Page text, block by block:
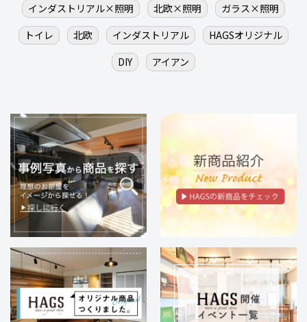
インダストリアル×照明
北欧×照明
ガラス×照明
トイレ
北欧 インダストリアル
HAGSオリジナル
DIY
アイアン